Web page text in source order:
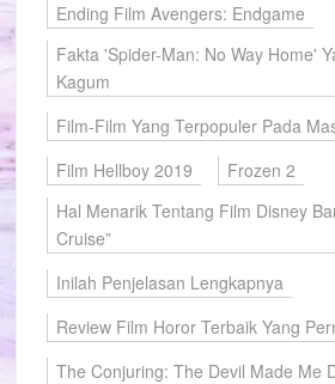
Ending Film Avengers: Endgame
Fakta 'Spider-Man: No Way Home'
Kagum
Film-Film Yang Terpopuler Pada
Film Hellboy 2019
Frozen 2
Hal Menarik Tentang Film Disney
Cruise”
Inilah Penjelasan Lengkapnya
Review Film Horor Terbaik Yang
The Conjuring: The Devil Made Me